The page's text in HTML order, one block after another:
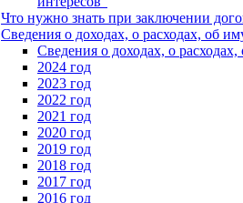
Что нужно знать при заключении
Сведения о доходах, о расходах, об
Сведения о доходах, о
2024 год
2023 год
2022 год
2021 год
2020 год
2019 год
2018 год
2017 год
2016 год